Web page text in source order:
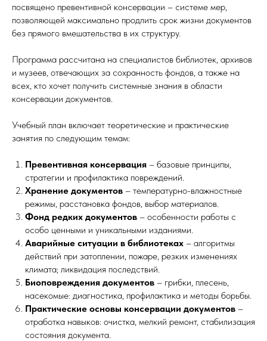
посвящено превентивной консервации – системе мер,
позволяющей максимально продлить срок жизни документов
без прямого вмешательства в их структуру.
Программа рассчитана на специалистов библиотек, архивов
и музеев, отвечающих за сохранность фондов, а также на
всех, кто хочет получить системные знания в области
консервации документов.
Учебный план включает теоретические и практические
занятия по следующим темам:
Превентивная консервация – базовые принципы,
стратегии и профилактика повреждений.
Хранение документов – температурно-влажностные
режимы, расстановка фондов, выбор материалов.
Фонд редких документов – особенности работы с
особо ценными и уникальными изданиями.
Аварийные ситуации в библиотеках – алгоритмы
действий при затоплении, пожаре, резких изменениях
климата; ликвидация последствий.
Биоповреждения документов – грибки, плесень,
насекомые: диагностика, профилактика и методы борьбы.
Практические основы консервации документов –
отработка навыков: очистка, мелкий ремонт, стабилизация
состояния документа.